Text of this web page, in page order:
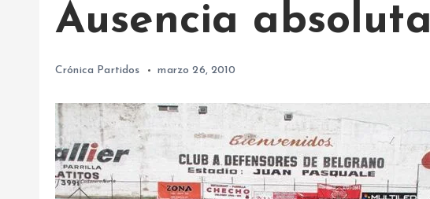
Ausencia absoluta
Crónica Partidos marzo 26, 2010